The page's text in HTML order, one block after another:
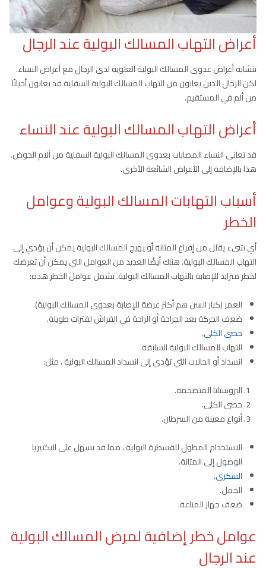
أعراض التهاب المسالك البولية عند الرجال
تتشابه أعراض عدوى المسالك البولية العلوية لدى الرجال مع أعراض النساء.
لكن الرجال الذين يعانون من التهاب المسالك البولية السفلية قد يعانون أحيانًا
من ألم في المستقيم.
أعراض التهاب المسالك البولية عند النساء
قد تعاني النساء المصابات بعدوى المسالك البولية السفلية من آلام الحوض.
هذا بالإضافة إلى الأعراض الشائعة الأخرى.
أسباب التهابات المسالك البولية وعوامل
الخطر
أي شيء يقلل من إفراغ المثانة أو يهيج المسالك البولية يمكن أن يؤدي إلى
التهاب المسالك البولية. هناك أيضًا العديد من العوامل التي يمكن أن تعرضك
لخطر متزايد للإصابة بالتهاب المسالك البولية. تشمل عوامل الخطر هذه:
العمر (كبار السن هم أكثر عرضة للإصابة بعدوى المسالك البولية).
ضعف الحركة بعد الجراحة أو الراحة في الفراش لفترات طويلة.
حصى الكلى.
التهاب المسالك البولية السابقة.
انسداد أو الحالات التي تؤدي إلى انسداد المسالك البولية ، مثل:
البروستاتا المتضخمة.
حصى الكلى.
أنواع معينة من السرطان.
الاستخدام المطول للقسطرة البولية ، مما قد يسهل على البكتيريا
الوصول إلى المثانة.
السكري.
الحمل.
ضعف جهاز المناعة.
عوامل خطر إضافية لمرض المسالك البولية
عند الرجال